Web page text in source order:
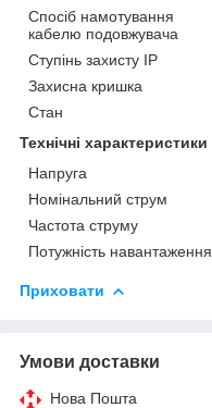
Спосіб намотування
кабелю подовжувача
Ступінь захисту IP
Захисна кришка
Стан
Технічні характеристики
Напруга
Номінальний струм
Частота струму
Потужність навантаження
Приховати
Умови доставки
Нова Пошта